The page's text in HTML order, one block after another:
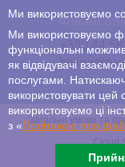
+380 44
Загальні умови та
Cloud
Ми використовуємо
Ми використовуємо
функціональні
як відвідувачі
послугами.
використовувати
використовуємо ці
з «Політикою про